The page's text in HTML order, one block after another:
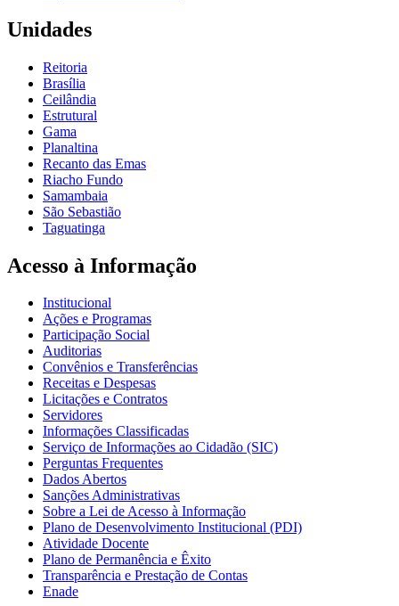
Unidades
Reitoria
Brasília
Ceilândia
Estrutural
Gama
Planaltina
Recanto das Emas
Riacho Fundo
Samambaia
São Sebastião
Taguatinga
Acesso à Informação
Institucional
Ações e Programas
Participação Social
Auditorias
Convênios e Transferências
Receitas e Despesas
Licitações e Contratos
Servidores
Informações Classificadas
Serviço de Informações ao Cidadão (SIC)
Perguntas Frequentes
Dados Abertos
Sanções Administrativas
Sobre a Lei de Acesso à Informação
Plano de Desenvolvimento Institucional (PDI)
Atividade Docente
Plano de Permanência e Êxito
Transparência e Prestação de Contas
Enade